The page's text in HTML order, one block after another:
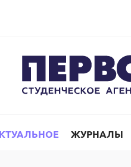
ЖУРНАЛЫ